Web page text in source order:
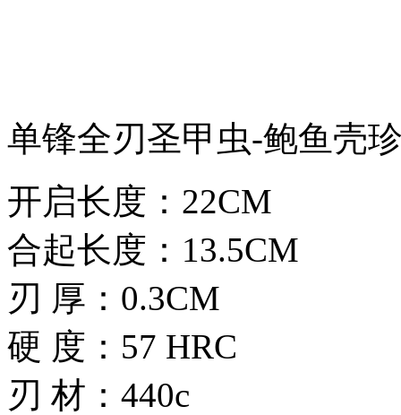
单锋全刃圣甲虫-鲍鱼壳
开启长度：22CM
合起长度：13.5CM
刃 厚：0.3CM
硬 度：57 HRC
刃 材：440c